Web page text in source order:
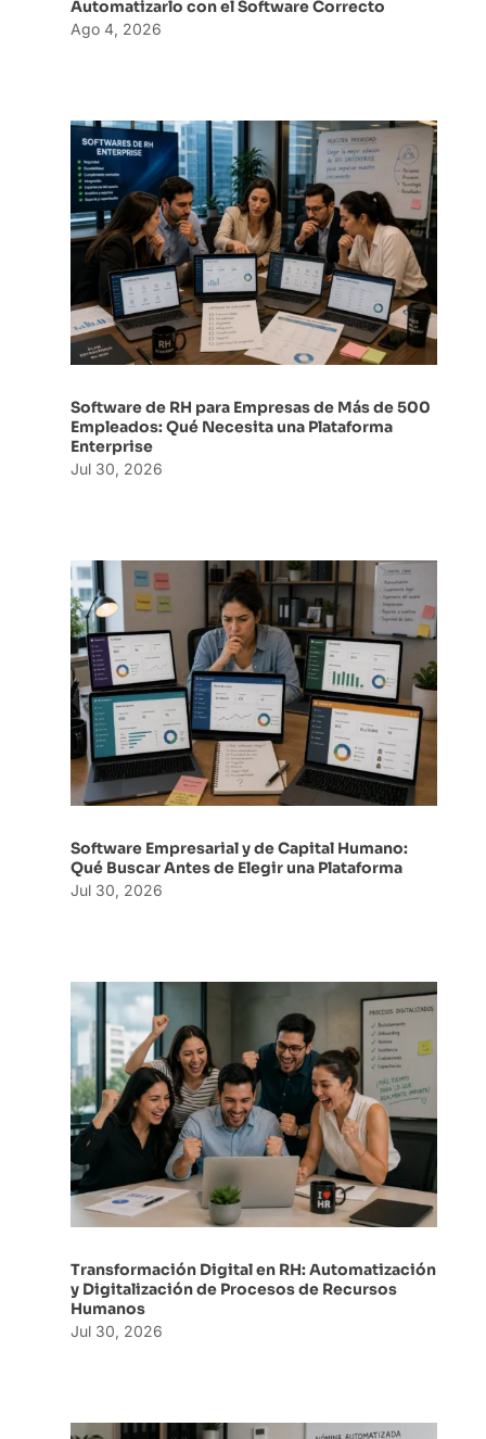
Automatizarlo con el Software Correcto
Ago 4, 2026
Software de RH para Empresas de Más de 500
Empleados: Qué Necesita una Plataforma
Enterprise
Jul 30, 2026
Software Empresarial y de Capital Humano:
Qué Buscar Antes de Elegir una Plataforma
Jul 30, 2026
Transformación Digital en RH: Automatización
y Digitalización de Procesos de Recursos
Humanos
Jul 30, 2026